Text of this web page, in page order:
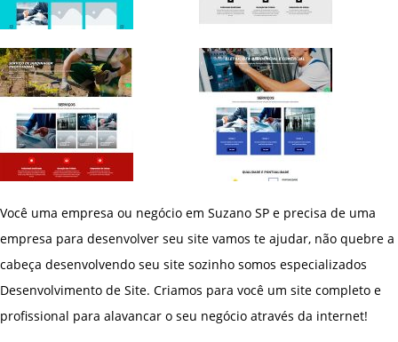
Você uma empresa ou negócio em Suzano SP e precisa de uma
empresa para desenvolver seu site vamos te ajudar, não quebre a
cabeça desenvolvendo seu site sozinho somos especializados
Desenvolvimento de Site. Criamos para você um site completo e
profissional para alavancar o seu negócio através da internet!